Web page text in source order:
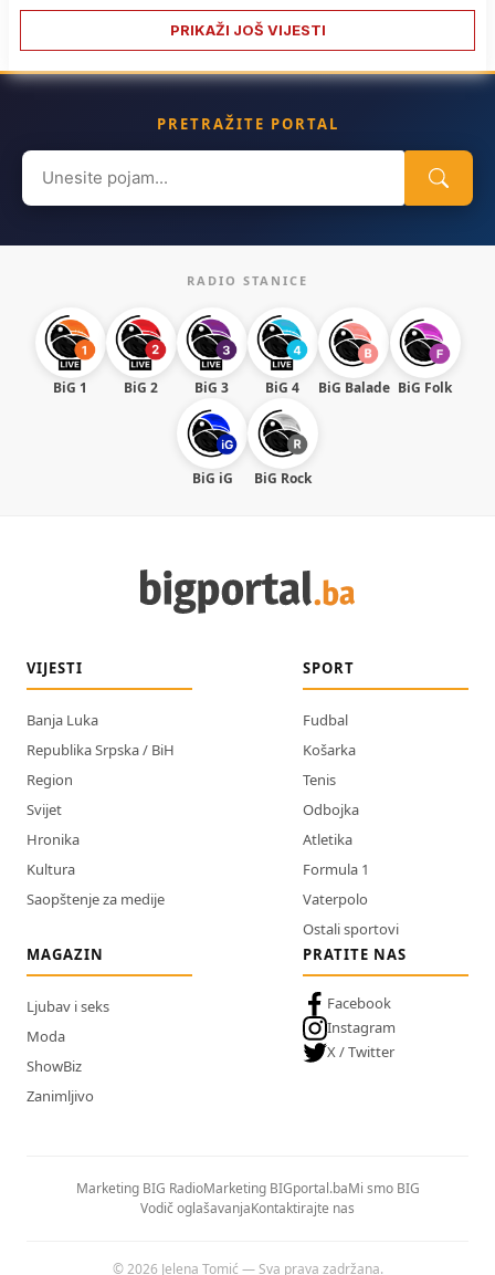
PRIKAŽI JOŠ VIJESTI
PRETRAŽITE PORTAL
Search
for:
RADIO STANICE
BiG 1 BiG 2 BiG 3 BiG 4 BiG Balade BiG Folk
BiG iG BiG Rock
VIJESTI
Banja Luka
Republika Srpska / BiH
Region
Svijet
Hronika
Kultura
Saopštenje za medije
SPORT
Fudbal
Košarka
Tenis
Odbojka
Atletika
Formula 1
Vaterpolo
Ostali sportovi
MAGAZIN
Ljubav i seks
Moda
ShowBiz
Zanimljivo
PRATITE NAS
Facebook
Instagram
X / Twitter
Marketing BIG RadioMarketing BIGportal.baMi smo BIG
Vodič oglašavanjaKontaktirajte nas
© 2026 Jelena Tomić — Sva prava zadržana.